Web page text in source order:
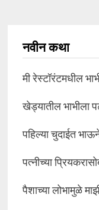
नवीन कथा
मी रेस्टॉरंटमधील
खेड्यातील भाभीला
पहिल्या चुदाईत
पत्नीच्या
पैशाच्या लोभामुळे